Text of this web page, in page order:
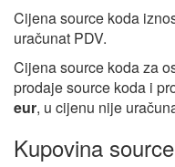
Cijena source koda
uračunat PDV.
Cijena source koda za
prodaje source koda i
eur, u cijenu nije
Kupovina